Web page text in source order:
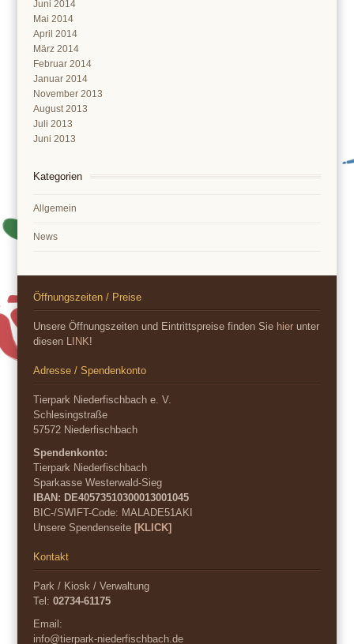
Juni 2014
Mai 2014
April 2014
März 2014
Februar 2014
Januar 2014
November 2013
August 2013
Juli 2013
Juni 2013
Kategorien
Allgemein
News
Öffnungszeiten / Preise
Unsere Öffnungszeiten und Eintrittspreise finden Sie hier unter
diesen LINK!
Adresse / Spendenkonto
Tierpark Niederfischbach e. V.
Schlesingstraße
57572 Niederfischbach
Spendenkonto:
Tierpark Niederfischbach
Sparkasse Westerwald-Sieg
IBAN: DE40573510300013001045
BIC-/SWIFT-Code: MALADE51AKI
Unsere Spendenseite[KLICK]
Kontakt
Park / Kiosk / Verwaltung
Tel:02734-61175
Email:
info@tierpark-niederfischbach.de